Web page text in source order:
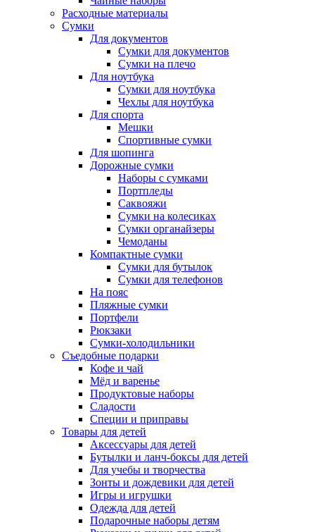
Расходные материалы
Сумки
Для документов
Сумки для документов
Сумки на плечо
Для ноутбука
Сумки для ноутбука
Чехлы для ноутбука
Для спорта
Мешки
Спортивные сумки
Для шопинга
Дорожные сумки
Наборы с сумками
Портпледы
Саквояжи
Сумки на колесиках
Сумки органайзеры
Чемоданы
Компактные сумки
Сумки для бутылок
Сумки для телефонов
На пояс
Пляжные сумки
Портфели
Рюкзаки
Сумки-холодильники
Съедобные подарки
Кофе и чай
Мёд и варенье
Продуктовые наборы
Сладости
Специи и приправы
Товары для детей
Аксессуары для детей
Бутылки и ланч-боксы для детей
Для учебы и творчества
Зонты и дождевики для детей
Игры и игрушки
Одежда для детей
Подарочные наборы детям